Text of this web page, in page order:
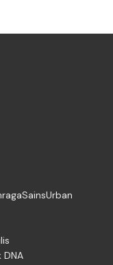
SainsUrban
DNA